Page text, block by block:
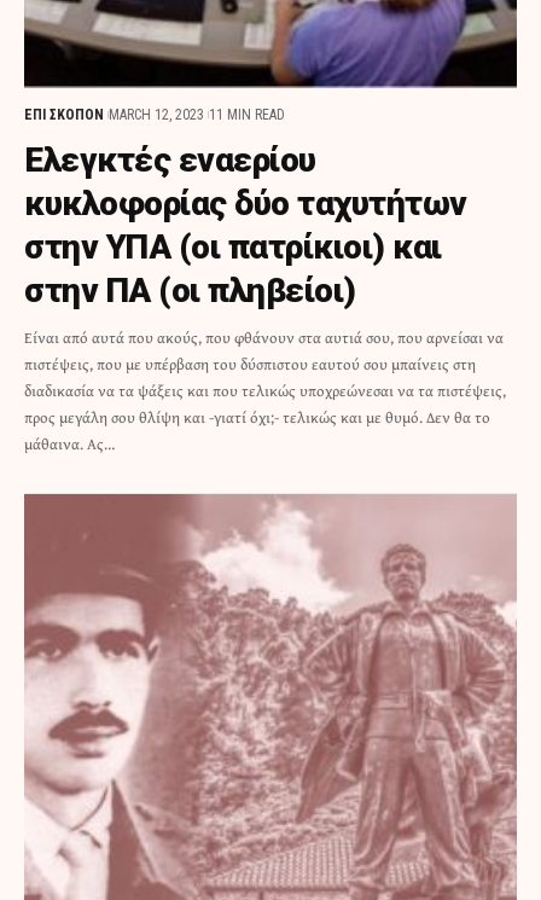
ΕΠΙ ΣΚΟΠΟΝ MARCH 12, 2023 11 MIN READ
Ελεγκτές εναερίου
κυκλοφορίας δύο ταχυτήτων
στην ΥΠΑ (οι πατρίκιοι) και
στην ΠΑ (οι πληβείοι)
Είναι από αυτά που ακούς, που φθάνουν στα αυτιά σου, που αρνείσαι να
πιστέψεις, που με υπέρβαση του δύσπιστου εαυτού σου μπαίνεις στη
διαδικασία να τα ψάξεις και που τελικώς υποχρεώνεσαι να τα πιστέψεις,
προς μεγάλη σου θλίψη και -γιατί όχι;- τελικώς και με θυμό. Δεν θα το
μάθαινα. Ας…